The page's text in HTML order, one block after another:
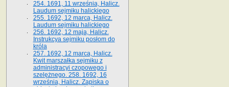
254. 1691, 11 września, Halicz.
Laudum sejmiku halickiego
255. 1692, 12 marca, Halicz.
Laudum sejmiku halickiego
256. 1692, 12 maja, Halicz.
Instrukcya sejmiku posłom do
króla
257. 1692, 12 marca, Halicz.
Kwit marszałka sejmiku z
administracyi czopowego i
szelężnego. 258. 1692, 16
września, Halicz. Zapiska o